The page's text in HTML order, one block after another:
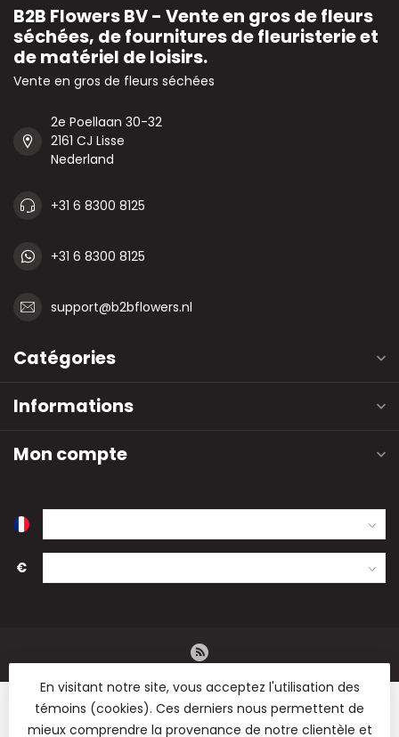
B2B Flowers BV - Vente en gros de fleurs
séchées, de fournitures de fleuristerie et
de matériel de loisirs.
Vente en gros de fleurs séchées
2e Poellaan 30-32
2161 CJ Lisse
Nederland
+31 6 8300 8125
+31 6 8300 8125
support@b2bflowers.nl
Catégories
Informations
Mon compte
€
En visitant notre site, vous acceptez l'utilisation des
témoins (cookies). Ces derniers nous permettent de
mieux comprendre la provenance de notre clientèle et